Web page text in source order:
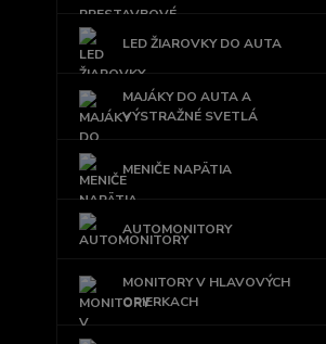
LED ŽIAROVKY DO AUTA
MAJÁKY DO AUTA A
VÝSTRAŽNÉ SVETLÁ
MENIČE NAPÄTIA
AUTOMONITORY
MONITORY V HLAVOVÝCH
OPIERKACH